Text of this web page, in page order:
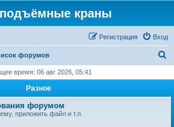
краны
Вход
Регистрация
форумов
с
время: 06 авг 2026, 05:41
Разное
форумом
приложить файл и т.п.